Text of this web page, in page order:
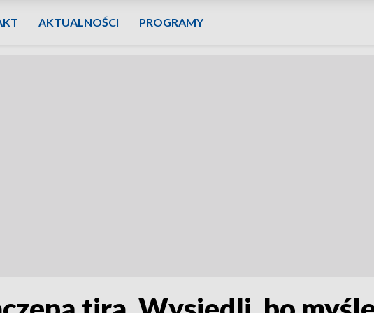
AKTUALNOŚCI PROGRAMY